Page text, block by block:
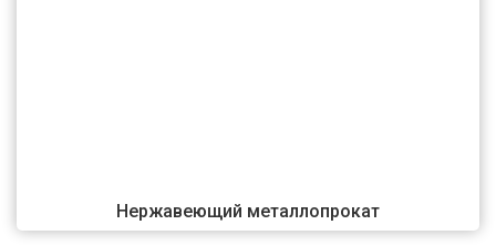
Нержавеющий металлопрокат